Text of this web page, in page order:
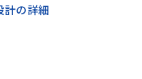
計の詳細